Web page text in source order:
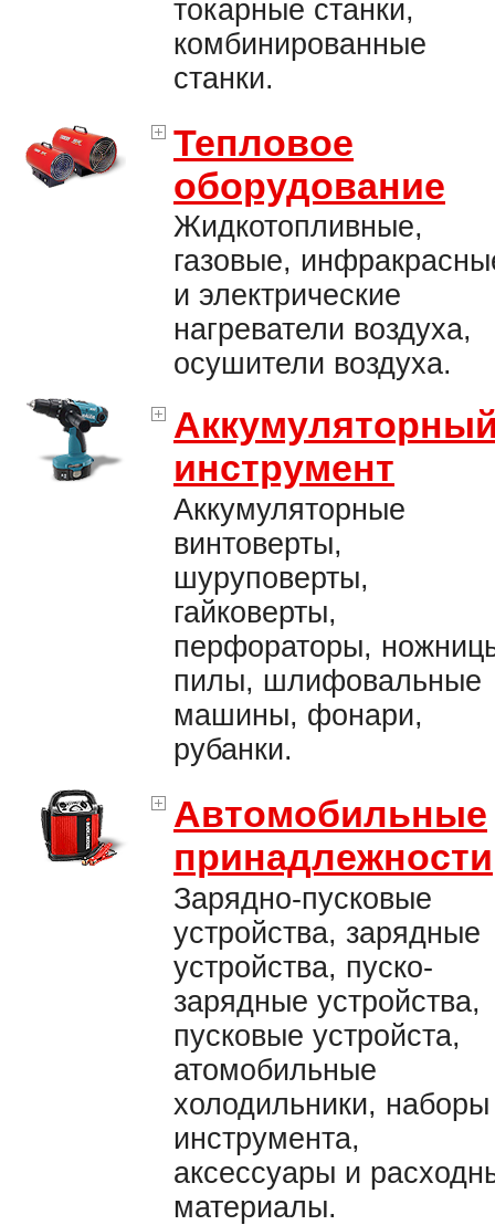
токарные станки,
комбинированные
станки.
Тепловое
оборудование
Жидкотопливные,
газовые,
и электрические
нагреватели воздуха,
осушители воздуха.
инструмент
Аккумуляторные
винтоверты,
шуруповерты,
гайковерты,
перфораторы,
пилы, шлифовальные
машины, фонари,
рубанки.
Автомобильные
принадлежности
Зарядно-пусковые
устройства, зарядные
устройства, пуско-
зарядные устройства,
пусковые устройста,
атомобильные
холодильники, наборы
инструмента,
аксессуары и
материалы.